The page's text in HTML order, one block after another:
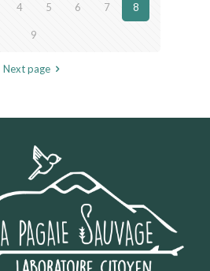
4 5 6 7 8
9
Next page